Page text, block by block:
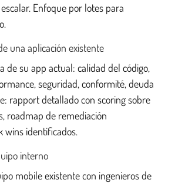
Enfoque por lotes para
una aplicación existente
de su app actual: calidad del código,
seguridad, conformité, deuda
rapport detallado con scoring sobre
roadmap de remediación
wins identificados.
interno
mobile existente con ingenieros de